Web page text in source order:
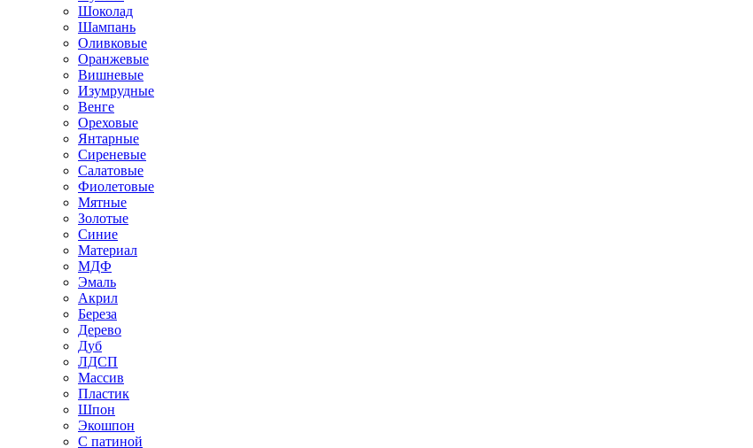
Шоколад
Шампань
Оливковые
Оранжевые
Вишневые
Изумрудные
Венге
Ореховые
Янтарные
Сиреневые
Салатовые
Фиолетовые
Мятные
Золотые
Синие
Материал
МДФ
Эмаль
Акрил
Береза
Дерево
Дуб
ЛДСП
Массив
Пластик
Шпон
Экошпон
С патиной